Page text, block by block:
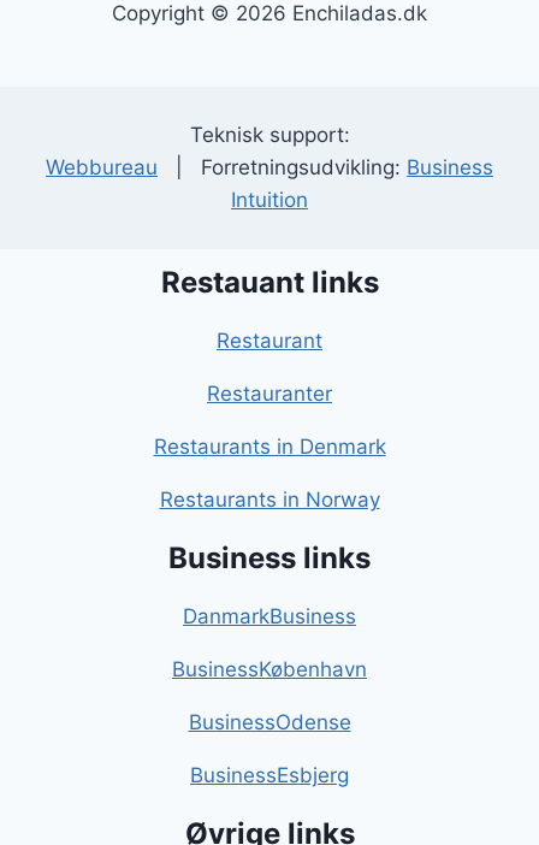
Copyright © 2026 Enchiladas.dk
Teknisk support:
Webbureau | Forretningsudvikling: Business
Intuition
Restauant links
Restaurant
Restauranter
Restaurants in Denmark
Restaurants in Norway
Business links
DanmarkBusiness
BusinessKøbenhavn
BusinessOdense
BusinessEsbjerg
Øvrige links